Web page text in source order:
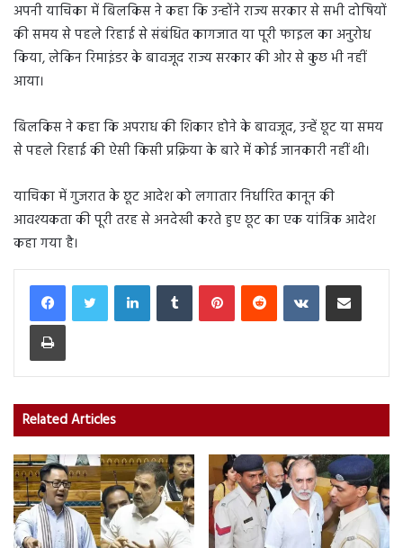
अपनी याचिका में बिलकिस ने कहा कि उन्होंने राज्य सरकार से सभी दोषियों
की समय से पहले रिहाई से संबंधित कागजात या पूरी फाइल का अनुरोध
किया, लेकिन रिमाइंडर के बावजूद राज्य सरकार की ओर से कुछ भी नहीं
आया।
बिलकिस ने कहा कि अपराध की शिकार होने के बावजूद, उन्हें छूट या समय
से पहले रिहाई की ऐसी किसी प्रक्रिया के बारे में कोई जानकारी नहीं थी।
याचिका में गुजरात के छूट आदेश को लगातार निर्धारित कानून की
आवश्यकता की पूरी तरह से अनदेखी करते हुए छूट का एक यांत्रिक आदेश
कहा गया है।
LinkedInTumblr PinterestReddit VKontakteShare via Email
Print
Related Articles